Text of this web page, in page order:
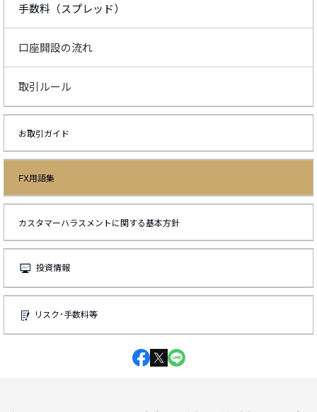
手数料（スプレッド）
口座開設の流れ
取引ルール
お取引ガイド
FX用語集
カスタマーハラスメントに関する基本方針
投資情報
リスク･手数料等